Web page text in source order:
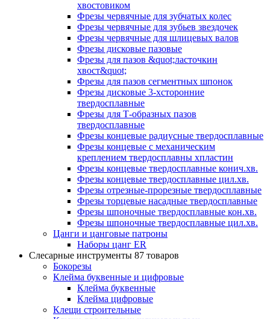
хвостовиком
Фрезы червячные для зубчатых колес
Фрезы червячные для зубьев звездочек
Фрезы червячные для шлицевых валов
Фрезы дисковые пазовые
Фрезы для пазов &quot;ласточкин
хвост&quot;
Фрезы для пазов сегментных шпонок
Фрезы дисковые 3-хсторонние
твердосплавные
Фрезы для Т-образных пазов
твердосплавные
Фрезы концевые радиусные твердосплавные
Фрезы концевые с механическим
креплением твердосплавны хпластин
Фрезы концевые твердосплавные конич.хв.
Фрезы концевые твердосплавные цил.хв.
Фрезы отрезные-прорезные твердосплавные
Фрезы торцевые насадные твердосплавные
Фрезы шпоночные твердосплавные кон.хв.
Фрезы шпоночные твердосплавные цил.хв.
Цанги и цанговые патроны
Наборы цанг ER
Слесарные инструменты 87 товаров
Бокорезы
Клейма буквенные и цифровые
Клейма буквенные
Клейма цифровые
Клещи строительные